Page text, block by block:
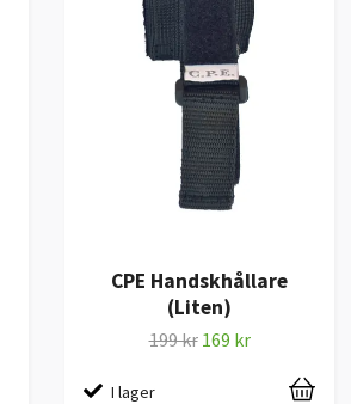
CPE Handskhållare
(Liten)
199 kr 169 kr
I lager